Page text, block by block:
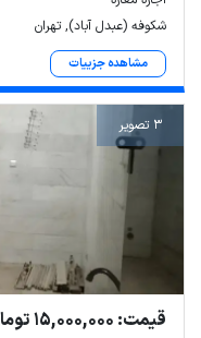
شکوفه (عبدل آباد), تهران
مشاهده جزییات
3 تصویر
قیمت: 15,000,000 تومان اجاره